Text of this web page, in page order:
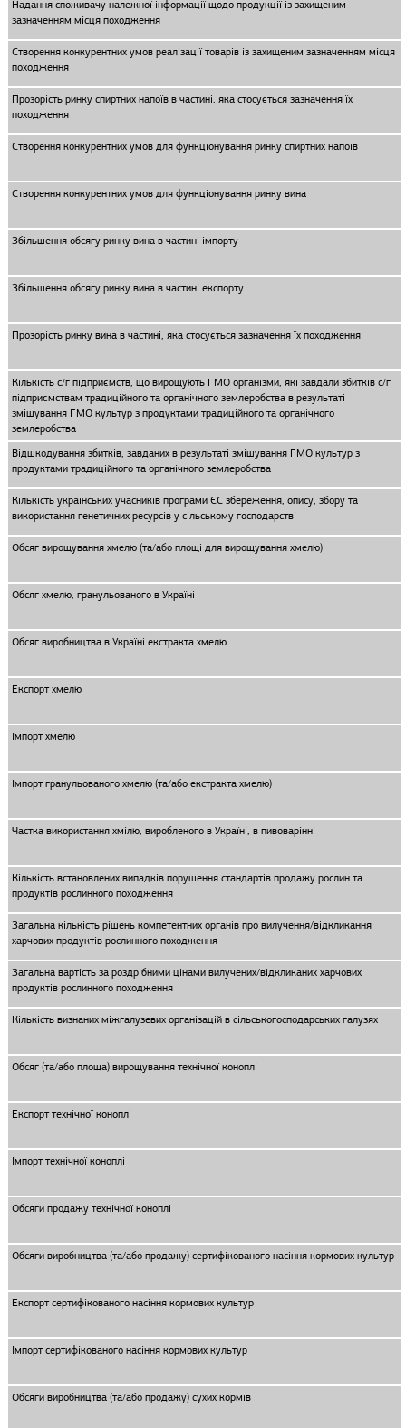
Надання споживачу належної інформації щодо продукції із захищеним
зазначенням місця походження
Створення конкурентних умов реалізації товарів із захищеним зазначенням місця
походження
Прозорість ринку спиртних напоїв в частині, яка стосується зазначення їх
походження
Створення конкурентних умов для функціонування ринку спиртних напоїв
Створення конкурентних умов для функціонування ринку вина
Збільшення обсягу ринку вина в частині імпорту
Збільшення обсягу ринку вина в частині експорту
Прозорість ринку вина в частині, яка стосується зазначення їх походження
Кількість с/г підприємств, що вирощують ГМО організми, які завдали збитків с/г
підприємствам традиційного та органічного землеробства в результаті
змішування ГМО культур з продуктами традиційного та органічного
землеробства
Відшкодування збитків, завданих в результаті змішування ГМО культур з
продуктами традиційного та органічного землеробства
Кількість українських учасників програми ЄС збереження, опису, збору та
використання генетичних ресурсів у сільському господарстві
Обсяг вирощування хмелю (та/або площі для вирощування хмелю)
Обсяг хмелю, гранульованого в Україні
Обсяг виробництва в Україні екстракта хмелю
Експорт хмелю
Імпорт хмелю
Імпорт гранульованого хмелю (та/або екстракта хмелю)
Частка використання хмілю, виробленого в Україні, в пивоварінні
Кількість встановлених випадків порушення стандартів продажу рослин та
продуктів рослинного походження
Загальна кількість рішень компетентних органів про вилучення/відкликання
харчових продуктів рослинного походження
Загальна вартість за роздрібними цінами вилучених/відкликаних харчових
продуктів рослинного походження
Кількість визнаних міжгалузевих організацій в сільськогосподарських галузях
Обсяг (та/або площа) вирощування технічної коноплі
Експорт технічної коноплі
Імпорт технічної коноплі
Обсяги продажу технічної коноплі
Обсяги виробництва (та/або продажу) сертифікованого насіння кормових культур
Експорт сертифікованого насіння кормових культур
Імпорт сертифікованого насіння кормових культур
Обсяги виробництва (та/або продажу) сухих кормів